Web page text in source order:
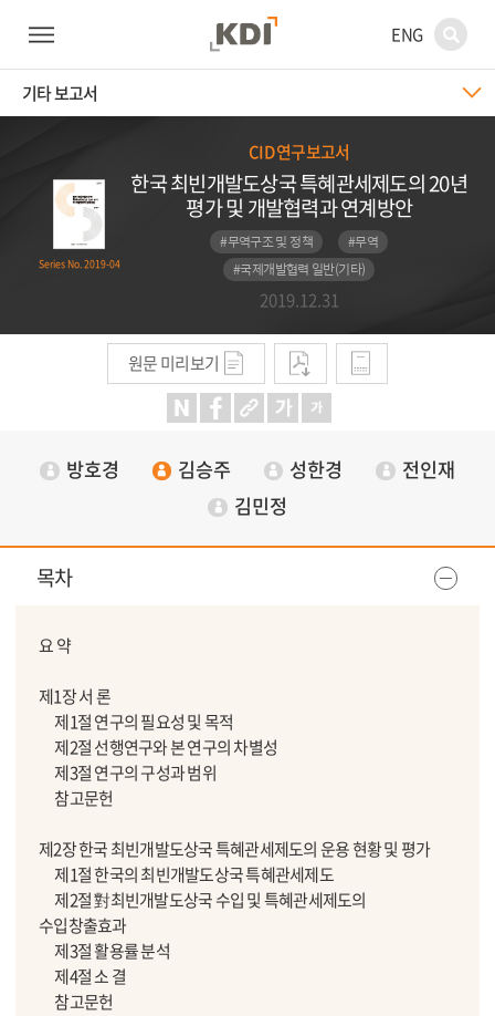
ENG
기타 보고서
Series No. 2019-04
CID 연구보고서
한국 최빈개발도상국 특혜관세제도의 20년
평가 및 개발협력과 연계방안
#무역구조 및 정책
#무역
#국제개발협력 일반(기타)
2019.12.31
원문 미리보기
방호경 김승주 성한경
전인재
김민정
목차
요 약
제1장 서 론
제1절 연구의 필요성 및 목적
제2절 선행연구와 본 연구의 차별성
제3절 연구의 구성과 범위
참고문헌
제2장 한국 최빈개발도상국 특혜관세제도의 운용 현황 및 평가
제1절 한국의 최빈개발도상국 특혜관세제도
제2절 對최빈개발도상국 수입 및 특혜관세제도의
수입창출효과
제3절 활용률 분석
제4절 소 결
참고문헌